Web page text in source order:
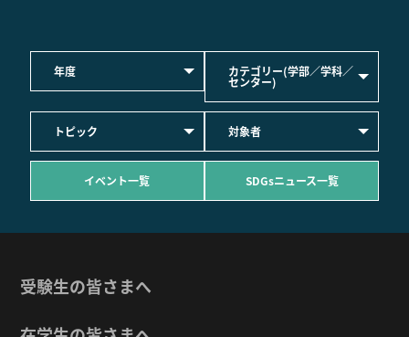
年度 カテゴリー(学部／学科／
センター)
トピック 対象者
イベント一覧 SDGsニュース一覧
受験生の皆さまへ